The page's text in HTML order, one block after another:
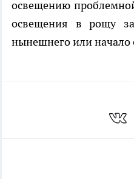
освещению
освещения в рощу
нынешнего или начало